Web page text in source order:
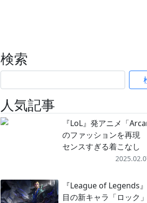
検索
人気記事
『LoL』発アニメ「
のファッションを再現
センスすぎる着こなし
『League of Legends
目の新キャラ「ロック